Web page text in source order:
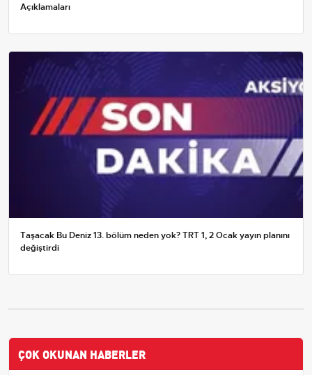
Açıklamaları
Taşacak Bu Deniz 13. bölüm neden yok? TRT 1, 2 Ocak yayın planını
değiştirdi
ÇOK OKUNAN HABERLER